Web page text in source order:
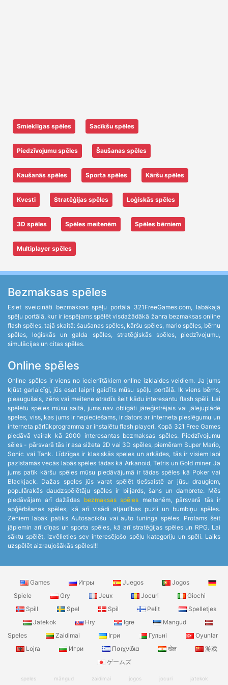
Smieklīgas spēles Sacīkšu spēles
Piedzīvojumu spēles Šaušanas spēles
Kaušanās spēles Sporta spēles Kāršu spēles
Kvesti Stratēģijas spēles Loģiskās spēles
3D spēles Spēles meitenēm Spēles bērniem
Multiplayer spēles
Bezmaksas spēles
Esiet sveicināti bezmaksas spēļu portālā 321FreeGames.com, labākajā
spēļu portālā, kur ir iespējams spēlēt visdažādākā žanra bezmaksas online
flash spēles, tajā skaitā: šaušanas spēles, kāršu spēles, mario spēles, bērnu
spēles, loģiskās un galda spēles, stratēģiskās spēles, piedzīvojumu,
simulācijas un citas spēles.
Online spēles
Online spēles ir viens no iecienītākiem online izklaides veidiem. Ja jums
kļūst garlaicīgi, jūs esat laipni gaidīts mūsu spēļu portālā. Ik viens bērns,
pieaugušais, zēns vai meitene atradīs šeit kādu interesantu flash spēli. Lai
spēlētu spēles mūsu saitā, jums nav obligāti jāreģistrējais vai jālejuplādē
speles, viss, kas jums ir nepieciešams, ir dators ar interneta pieslēgumu un
interneta pārlūkprogramma ar instalētu flash playeri. Kopā 321 Free Games
piedāvā vairak kā 2000 interesantas bezmaksas spēles. Piedzīvojumu
sēles - pārsvarā tās ir asa sižeta 2D vai 3D spēles, piemēram Super Mario,
Sonic vai Tank. Līdzīgas ir klasiskās speles un arkādes, tās ir visiem labi
pazīstamās vecās labās spēles tādas kā Arkanoid, Tetris un Gold miner. Ja
jums patīk kāršu spēles mūsu piedāvājumā ir tādas spēles kā Poker vai
Blackjack. Dažas speles jūs varat spēlēt tiešsaistē ar jūsu draugiem,
populārakās daudzspēlētāju spēles ir biljards, šahs un dambrete. Mēs
piedāvājam arī dažādas bezmaksas spēles meitenēm, pārsvarā tās ir
apģērbšanas spēles, kā arī visādi atjautības puzli un bumbiņu spēles.
Zēniem labāk patiks Autosacīkšu vai auto tuninga spēles. Protams šeit
jāpiemin arī cīņas un sporta spēles, kā arī stratēģijas spēles un RPG. Lai
sāktu spēlēt, izvēlieties sev interesējošo spēļu kategoriju un spēli. Laiks
uzspēlēt aizraujošākās spēles!!!
Games Игры Juegos
Jogos
Spiele
Gry Jeux Jocuri
Giochi
Spill
Spel Spil Pelit
Spelletjes
Jatekok
Hry Igre
Mangud
Speles
Zaidimai Ігри Гульні
Oyunlar
Lojra
Игри Παιχνίδια खेल
游戏
ゲームズ
speles mängud zaidimai jogos jocuri
jatekok